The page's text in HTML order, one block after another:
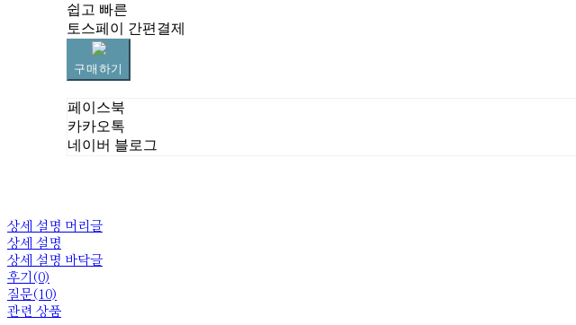
쉽고 빠른
토스페이 간편결제
구매하기
페이스북
카카오톡
네이버 블로그
상세 설명 머리글
상세 설명
상세 설명 바닥글
후기(0)
질문(10)
관련 상품